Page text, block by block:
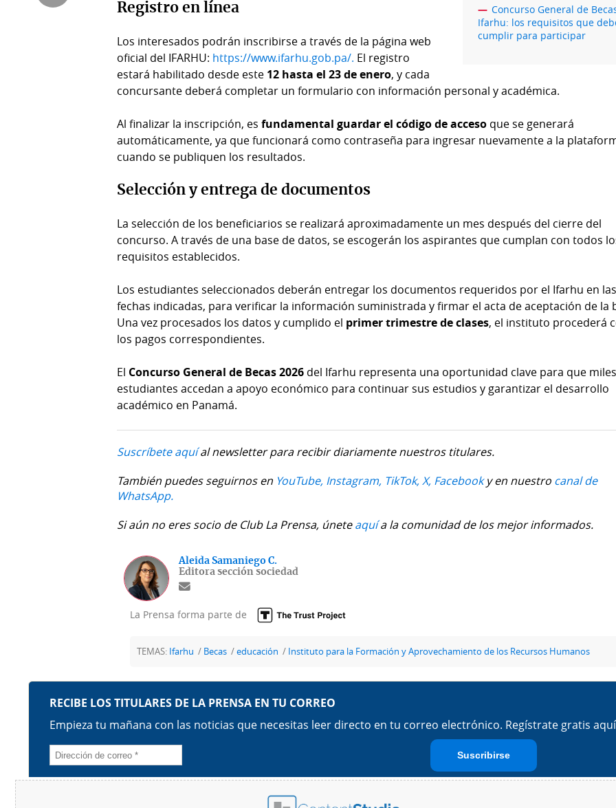
Concurso General de
Ifarhu: los requisitos que
cumplir para participar
Registro en línea
Los interesados podrán inscribirse a través de la página web
oficial del IFARHU: https://www.ifarhu.gob.pa/. El registro
estará habilitado desde este 12 hasta el 23 de enero, y cada
concursante deberá completar un formulario con información personal y académica.
Al finalizar la inscripción, esfundamental guardar el código de acceso que se generará
automáticamente, ya que funcionará como contraseña para ingresar nuevamente a la
cuando se publiquen los resultados.
Selección y entrega de documentos
La selección de los beneficiarios se realizará aproximadamente un mes después del cierre del
concurso. A través de una base de datos, se escogerán los aspirantes que cumplan con todos
requisitos establecidos.
Los estudiantes seleccionados deberán entregar los documentos requeridos por el Ifarhu en las
fechas indicadas, para verificar la información suministrada y firmar el acta de aceptación de la
Una vez procesados los datos y cumplido el primer trimestre de clases, el instituto procederá
los pagos correspondientes.
El Concurso General de Becas 2026 del Ifarhu representa una oportunidad clave para que
estudiantes accedan a apoyo económico para continuar sus estudios y garantizar el desarrollo
académico en Panamá.
Suscríbete aquíal newsletter para recibir diariamente nuestros titulares.
También puedes seguirnos en YouTube, Instagram, TikTok, X, Facebooky en nuestro canal de
WhatsApp.
Si aún no eres socio de Club La Prensa, úneteaquía la comunidad de los mejor informados.
Aleida Samaniego C.
Editora sección sociedad
La Prensa forma parte de
TEMAS: Ifarhu Becas educación Instituto para la Formación y Aprovechamiento de los Recursos Humanos